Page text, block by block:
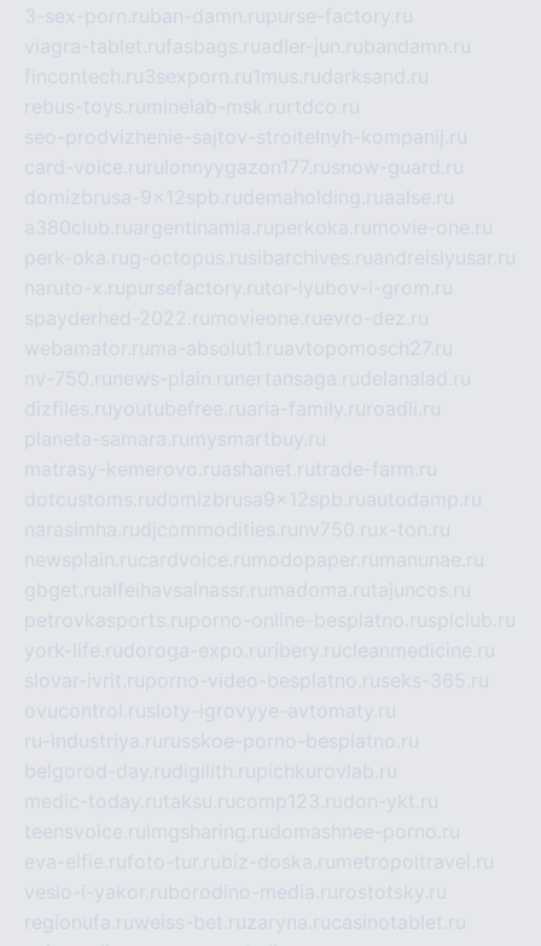
3-sex-porn.ruban-damn.rupurse-factory.ru
viagra-tablet.rufasbags.ruadler-jun.rubandamn.ru
fincontech.ru3sexporn.ru1mus.rudarksand.ru
rebus-toys.ru minelab-msk.ru rtdco.ru
seo-prodvizhenie-sajtov-stroitelnyh-kompanij.ru
card-voice.ru rulonnyygazon177.rusnow-guard.ru
domizbrusa-9x12spb.rudemaholding.ruaalse.ru
a380club.ruargentinamia.ruperkoka.ru movie-one.ru
perk-oka.rug-octopus.rusibarchives.ruandreislyusar.ru
naruto-x.rupursefactory.rutor-lyubov-i-grom.ru
spayderhed-2022.ru movieone.ruevro-dez.ru
webamator.ru ma-absolut1.ruavtopomosch27.ru
nv-750.ru news-plain.ru nertansaga.rudelanalad.ru
dizfiles.ruyoutubefree.ruaria-family.ru roadli.ru
planeta-samara.ru mysmartbuy.ru
matrasy-kemerovo.ruashanet.rutrade-farm.ru
dotcustoms.rudomizbrusa9x12spb.ruautodamp.ru
narasimha.rudjcommodities.ru nv750.rux-ton.ru
newsplain.rucardvoice.ru modopaper.ru manunae.ru
gbget.rualfeihavsalnassr.ru madoma.rutajuncos.ru
petrovkasports.ruporno-online-besplatno.rusplclub.ru
york-life.rudoroga-expo.ru ribery.rucleanmedicine.ru
slovar-ivrit.ruporno-video-besplatno.ruseks-365.ru
ovucontrol.rusloty-igrovyye-avtomaty.ru
ru-industriya.ru russkoe-porno-besplatno.ru
belgorod-day.rudigilith.rupichkurovlab.ru
medic-today.rutaksu.rucomp123.rudon-ykt.ru
teensvoice.ru imgsharing.rudomashnee-porno.ru
eva-elfie.rufoto-tur.rubiz-doska.ru metropoltravel.ru
veslo-i-yakor.ruborodino-media.ru rostotsky.ru
regionufa.ruweiss-bet.ruzaryna.rucasinotablet.ru